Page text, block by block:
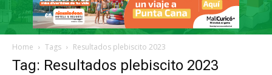
Home Tags Resultados plebiscito 2023
Tag: Resultados plebiscito 2023